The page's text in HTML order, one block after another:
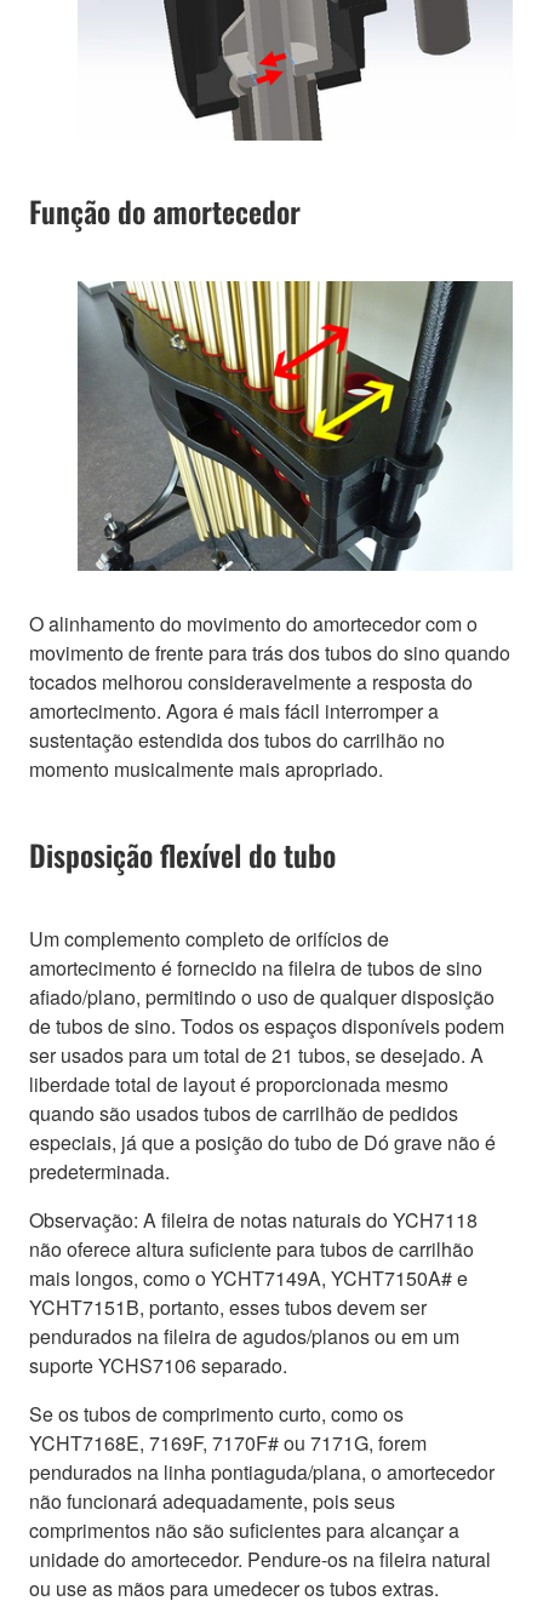
Função do amortecedor
O alinhamento do movimento do amortecedor com o
movimento de frente para trás dos tubos do sino quando
tocados melhorou consideravelmente a resposta do
amortecimento. Agora é mais fácil interromper a
sustentação estendida dos tubos do carrilhão no
momento musicalmente mais apropriado.
Disposição flexível do tubo
Um complemento completo de orifícios de
amortecimento é fornecido na fileira de tubos de sino
afiado/plano, permitindo o uso de qualquer disposição
de tubos de sino. Todos os espaços disponíveis podem
ser usados para um total de 21 tubos, se desejado. A
liberdade total de layout é proporcionada mesmo
quando são usados tubos de carrilhão de pedidos
especiais, já que a posição do tubo de Dó grave não é
predeterminada.
Observação: A fileira de notas naturais do YCH7118
não oferece altura suficiente para tubos de carrilhão
mais longos, como o YCHT7149A, YCHT7150A# e
YCHT7151B, portanto, esses tubos devem ser
pendurados na fileira de agudos/planos ou em um
suporte YCHS7106 separado.
Se os tubos de comprimento curto, como os
YCHT7168E, 7169F, 7170F# ou 7171G, forem
pendurados na linha pontiaguda/plana, o amortecedor
não funcionará adequadamente, pois seus
comprimentos não são suficientes para alcançar a
unidade do amortecedor. Pendure-os na fileira natural
ou use as mãos para umedecer os tubos extras.